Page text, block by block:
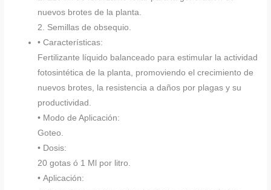
nuevos brotes de la planta.
2. Semillas de obsequio.
• Características:
Fertilizante líquido balanceado para estimular la actividad
fotosintética de la planta, promoviendo el crecimiento de
nuevos brotes, la resistencia a daños por plagas y su
productividad.
• Modo de Aplicación:
Goteo.
• Dosis:
20 gotas ó 1 Ml por litro.
• Aplicación: